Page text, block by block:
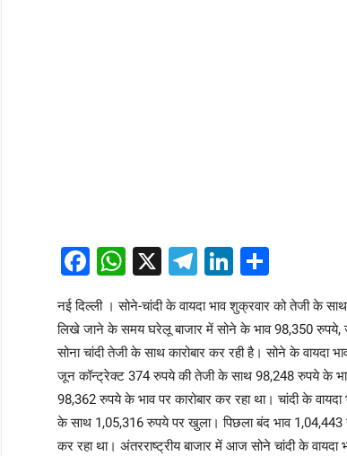
Facebook
WhatsApp
X Telegram
LinkedIn
Share
नई दिल्ली । सोने-चांदी के वायदा भाव शुक्रवार को तेजी के
लिखे जाने के समय घरेलू बाजार में सोने के भाव 98,350 रुपये,
सोना चांदी तेजी के साथ कारोबार कर रही है। सोने के
जून कॉन्ट्रेक्ट 374 रुपये की तेजी के साथ 98,248 रुपये के
98,362 रुपये के भाव पर कारोबार कर रहा था। चांदी के
के साथ 1,05,316 रुपये पर खुला। पिछला बंद भाव
कर रहा था। अंतरराष्ट्रीय बाजार में आज सोने चांदी के